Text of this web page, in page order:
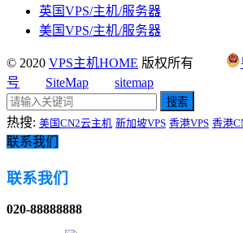
英国VPS/主机/服务器
美国VPS/主机/服务器
© 2020 VPS主机HOME 版权所有
号
SiteMap sitemap
搜索
热搜: 美国CN2云主机 新加坡VPS 香港VPS 香港
联系我们
联系我们
020-88888888